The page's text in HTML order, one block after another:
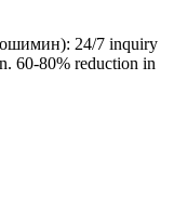
24/7 inquiry
60-80% reduction in